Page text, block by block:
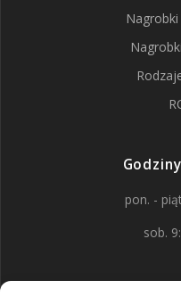
pon. -
sob.